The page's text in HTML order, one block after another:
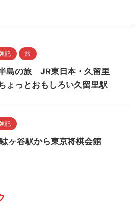
記 旅
島の旅 JR東日本・久留里
っとおもしろい久留里駅
記
ヶ谷駅から東京将棋会館